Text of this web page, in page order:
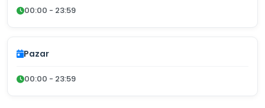
00:00 - 23:59
Pazar
00:00 - 23:59